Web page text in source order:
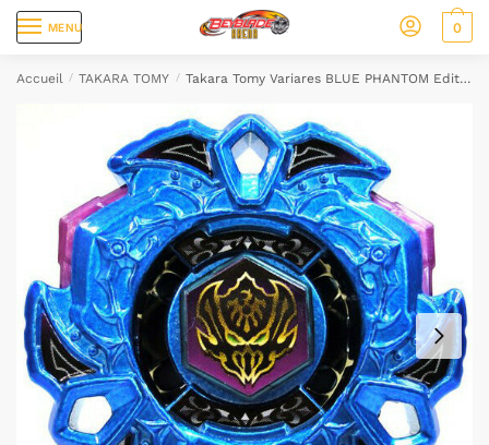
MENU 0
Accueil / TAKARA TOMY / Takara Tomy Variares BLUE PHANTOM Edition Limitée Metal Fury Beyblade